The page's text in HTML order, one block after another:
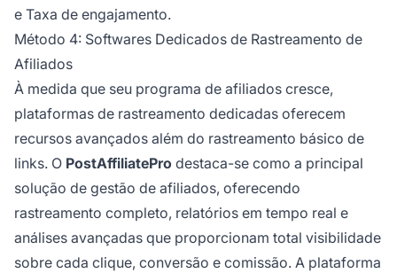
e Taxa de engajamento.
Método 4: Softwares Dedicados de Rastreamento de
Afiliados
À medida que seu programa de afiliados cresce,
plataformas de rastreamento dedicadas oferecem
recursos avançados além do rastreamento básico de
links. O PostAffiliatePro destaca-se como a principal
solução de gestão de afiliados, oferecendo
rastreamento completo, relatórios em tempo real e
análises avançadas que proporcionam total visibilidade
sobre cada clique, conversão e comissão. A plataforma